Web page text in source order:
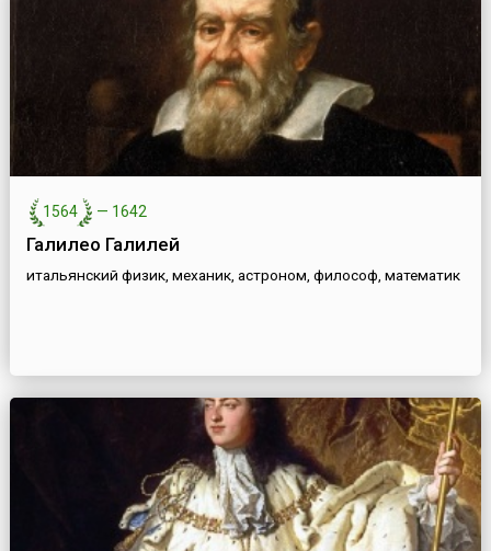
1564 — 1642
Галилео Галилей
итальянский физик, механик, астроном, философ, математик